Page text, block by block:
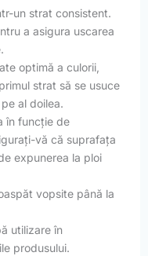
un strat consistent.
a asigura uscarea
optimă a culorii,
strat să se usuce
al doilea.
în funcție de
vă că suprafața
expunerea la ploi
vopsite până la
utilizare în
produsului.